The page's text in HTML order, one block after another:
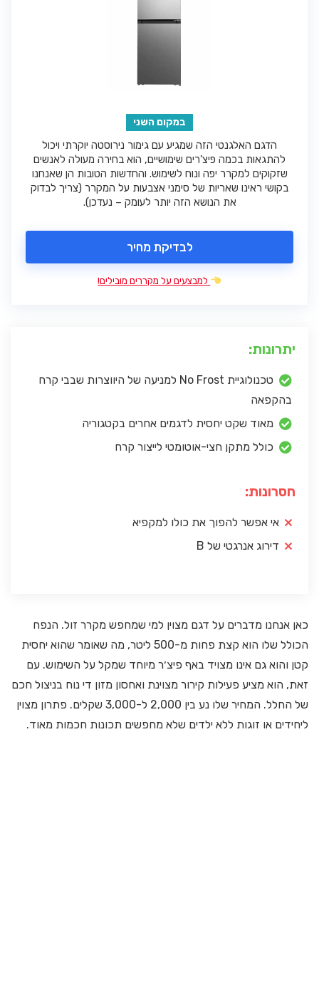
במקום השני
הדגם האלגנטי הזה שמגיע עם גימור נירוסטה יוקרתי ויכול
להתגאות בכמה פיצ’רים שימושיים, הוא בחירה מעולה לאנשים
שזקוקים למקרר יפה ונוח לשימוש. והחדשות הטובות הן שאנחנו
בקושי ראינו שאריות של סימני אצבעות על המקרר (צריך לבדוק
את הנושא הזה יותר לעומק – נעדכן).
לבדיקת מחיר
למבצעים על מקררים מובילים!
יתרונות:
טכנולוגיית No Frost למניעה של היווצרות שבבי קרח
בהקפאה
מאוד שקט יחסית לדגמים אחרים בקטגוריה
כולל מתקן חצי-אוטומטי לייצור קרח
חסרונות:
אי אפשר להפוך את כולו למקפיא
דירוג אנרגטי של B
כאן אנחנו מדברים על דגם מצוין למי שמחפש מקרר זול. הנפח
הכולל שלו הוא קצת פחות מ-500 ליטר, מה שאומר שהוא יחסית
קטן והוא גם אינו מצויד באף פיצ׳ר מיוחד שמקל על השימוש. עם
זאת, הוא מציע פעילות קירור מצוינת ואחסון מזון די נוח בניצול חכם
של החלל. המחיר שלו נע בין 2,000 ל-3,000 שקלים. פתרון מצוין
ליחידים או זוגות ללא ילדים שלא מחפשים תכונות חכמות מאוד.